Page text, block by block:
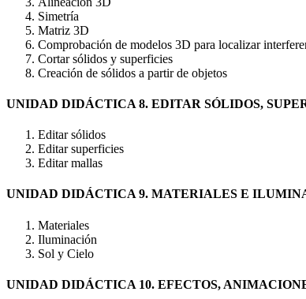
Simetría
Matriz 3D
Comprobación de modelos 3D para localizar
Cortar sólidos y superficies
Creación de sólidos a partir de objetos
UNIDAD DIDÁCTICA 8. EDITAR SÓLIDOS,
Editar sólidos
Editar superficies
Editar mallas
UNIDAD DIDÁCTICA 9. MATERIALES E
Materiales
Iluminación
Sol y Cielo
UNIDAD DIDÁCTICA 10. EFECTOS,